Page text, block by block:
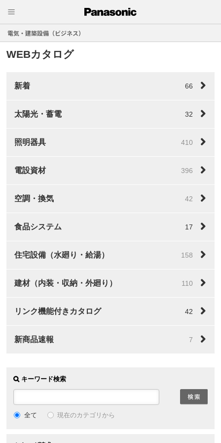
電気・建築設備（ビジネス）
WEBカタログ
新着 66
太陽光・蓄電 32
照明器具 410
電設資材 396
空調・換気 42
食品システム 17
住宅設備（水廻り・給湯） 158
建材（内装・収納・外廻り） 110
リンク機能付きカタログ 42
新商品速報 7
キーワード検索
全て 現在のカテゴリから